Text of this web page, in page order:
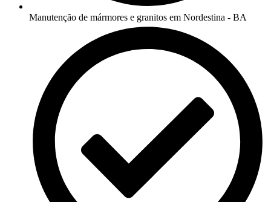
Manutenção de mármores e granitos em Nordestina - BA